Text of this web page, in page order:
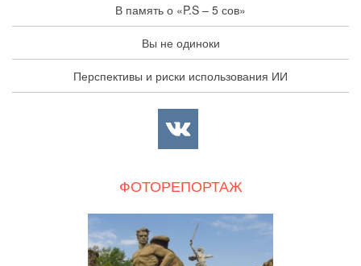
В память о «P.S – 5 сов»
Вы не одиноки
Перспективы и риски использования ИИ
ФОТОРЕПОРТАЖ